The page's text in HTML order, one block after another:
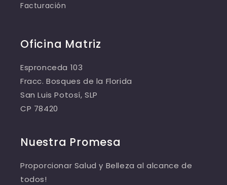
Facturación
Oficina Matriz
Espronceda 103
Fracc. Bosques de la Florida
San Luis Potosí, SLP
CP 78420
Nuestra Promesa
Proporcionar Salud y Belleza al alcance de
todos!